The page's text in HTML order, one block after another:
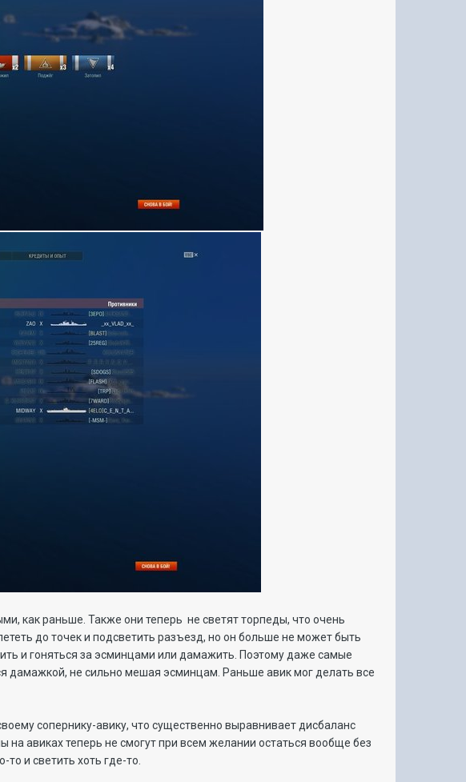
как раньше. Также они теперь не светят торпеды, что очень
до точек и подсветить разъезд, но он больше не может быть
и гоняться за эсминцами или дамажить. Поэтому даже самые
дамажкой, не сильно мешая эсминцам. Раньше авик мог делать все
сопернику-авику, что существенно выравнивает дисбаланс
авиках теперь не смогут при всем желании остаться вообще без
и светить хоть где-то.